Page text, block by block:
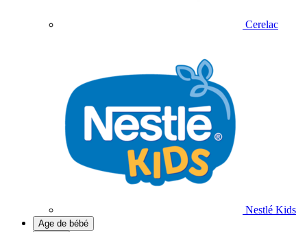
Cerelac
Nestlé Kids
Age de bébé